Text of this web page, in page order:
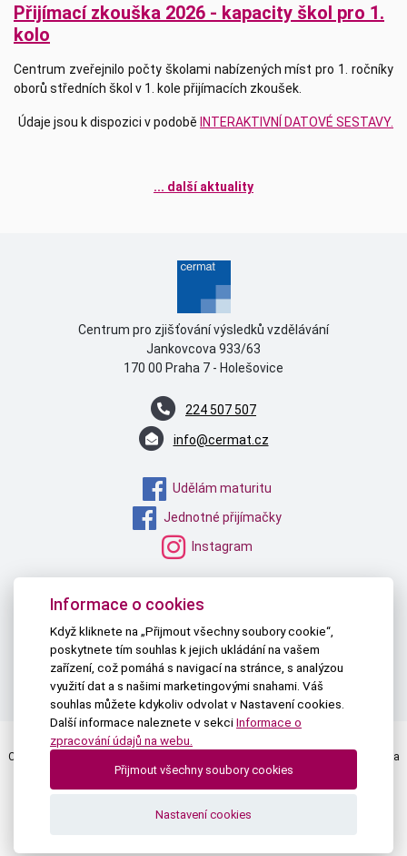
Přijímací zkouška 2026 - kapacity škol pro 1.
kolo
Centrum zveřejnilo počty školami nabízených míst pro 1. ročníky
oborů středních škol v 1. kole přijímacích zkoušek.
Údaje jsou k dispozici v podobě INTERAKTIVNÍ DATOVÉ SESTAVY.
... další aktuality
Centrum pro zjišťování výsledků vzdělávání
Jankovcova 933/63
170 00 Praha 7 - Holešovice
224 507 507
info@cermat.cz
Udělám maturitu
Jednotné přijímačky
Instagram
MŠMT
NPI ČR
TAU
PŘIHLÁŠKY NA STŘEDNÍ
Centrum pro zjišťování výsledků vzdělávání | © 2026 Všechna práva vyhrazena
Textová verze|Mapa stránek|Prohlášení o přístupnosti
Informace o cookies
Když kliknete na „Přijmout všechny soubory cookie“,
poskytnete tím souhlas k jejich ukládání na vašem
zařízení, což pomáhá s navigací na stránce, s analýzou
využití dat a s našimi marketingovými snahami. Váš
souhlas můžete kdykoliv odvolat v Nastavení cookies.
Další informace naleznete v sekciInformace o
zpracování údajů na webu.
Přijmout všechny soubory cookies
Nastavení cookies